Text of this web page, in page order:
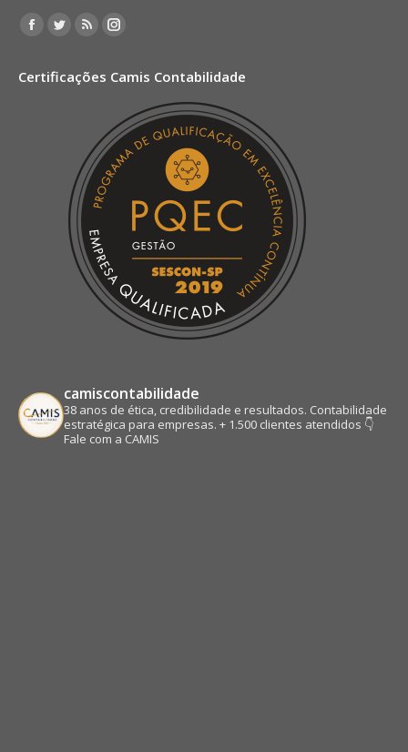
Encontre-nos em:
Facebook
opens
Twitter
opens
window
Rss
opens
new
window
Instagram
opens
new
window
Certificações Camis Contabilidade
camiscontabilidade
38 anos de ética, credibilidade e resultados. Contabilidade
estratégica para empresas. + 1.500 clientes atendidos 👇
Fale com a CAMIS